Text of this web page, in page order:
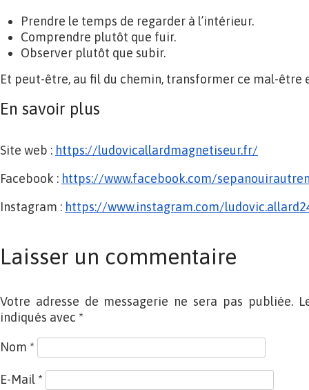
Prendre le temps de regarder à l’intérieur.
Comprendre plutôt que fuir.
Observer plutôt que subir.
Et peut-être, au fil du chemin, transformer ce mal-être
En savoir plus
Site web : https://ludovicallardmagnetiseur.fr/
Facebook : https://www.facebook.com/
Instagram : https://www.instagram.com/
Laisser un commentaire
Votre adresse de messagerie ne sera pas publiée.
indiqués avec *
Nom *
E-Mail *